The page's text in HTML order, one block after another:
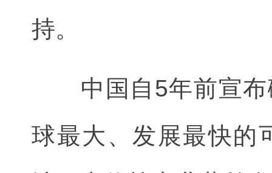
持。
中国自5年前宣布
球最大、发展最快的